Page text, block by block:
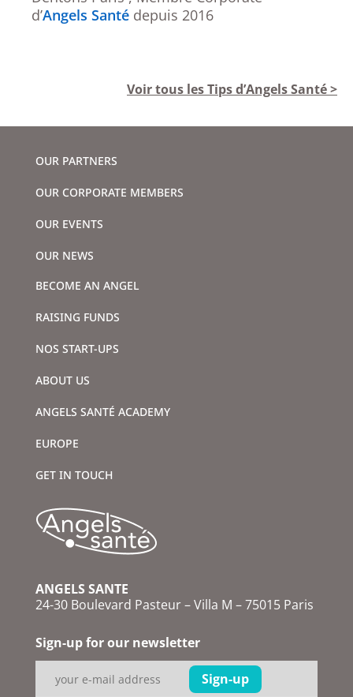
d’Angels Santé depuis 2016
Voir tous les Tips d’Angels Santé >
OUR PARTNERS
OUR CORPORATE MEMBERS
OUR EVENTS
OUR NEWS
BECOME AN ANGEL
RAISING FUNDS
NOS START-UPS
ABOUT US
ANGELS SANTÉ ACADEMY
EUROPE
GET IN TOUCH
ANGELS SANTE
24-30 Boulevard Pasteur – Villa M – 75015 Paris
Sign-up for our newsletter